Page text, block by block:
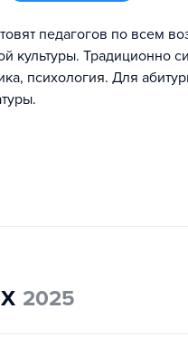
педагогов по всем
культуры. Традиционно
психология. Для
2025